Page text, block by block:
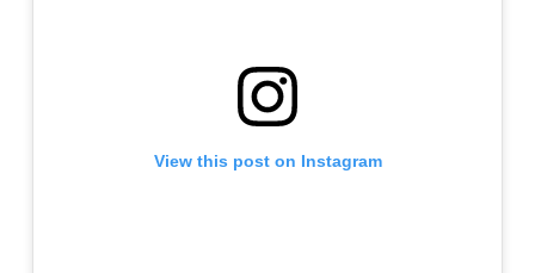
View this post on Instagram